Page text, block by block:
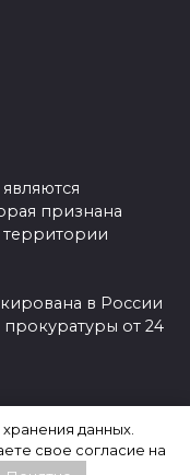
признана
территории
в России
от 24
данных.
свое согласие на